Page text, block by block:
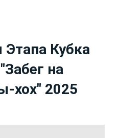
Этапа Кубка
на
хох" 2025